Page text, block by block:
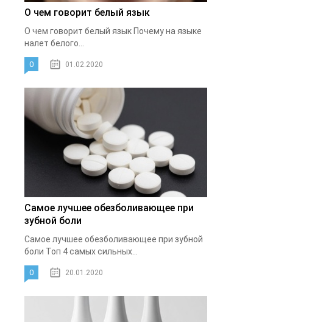
О чем говорит белый язык
О чем говорит белый язык Почему на языке
налет белого...
0 01.02.2020
Самое лучшее обезболивающее при
зубной боли
Самое лучшее обезболивающее при зубной
боли Топ 4 самых сильных...
0 20.01.2020